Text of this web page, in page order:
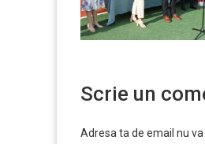
Scrie un
Adresa ta de email nu